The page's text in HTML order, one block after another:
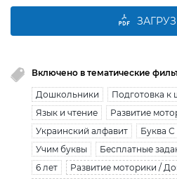
Включено в тематические
Дошкольники Подготовка к
Язык и чтение
Развитие
Украинский алфавит
Буква С
Учим буквы
Бесплатные
6 лет
Развитие моторики /